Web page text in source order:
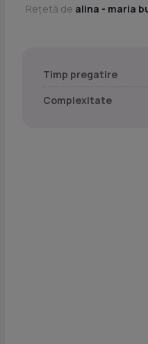
Rețetă de alina - maria
Timp pregatire
Complexitate